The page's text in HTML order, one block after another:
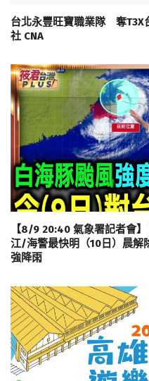
台北永豐旺寶職業隊 奪T3X
社 CNA
【8/9 20:40 氣象署記者會
江/海警最快明（10日）晨解
強降雨